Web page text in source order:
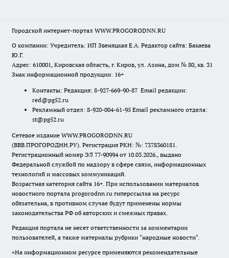
Городской интернет-портал WWW.PROGORODNN.RU
О компании: Учредитель: ИП Звеняцкая Е.А. Редактор сайта: Бакаева
Ю.Г.
Адрес: 610001, Кировская область, г. Киров, ул. Азина, дом № 80, кв. 31
Знак информационной продукции: 16+
Контакты: Редакция: 8-927-669-90-87 Email редакции:
red@pg52.ru
Рекламный отдел: 8-920-004-61-95 Email рекламного отдела:
st@pg52.ru
Сетевое издание WWW.PROGORODNN.RU
(ВВВ.ПРОГОРОДНН.РУ). Регистрация РКН: №: 7378360181.
Регистрационный номер ЭЛ 77-90994 от 10.03.2026., выдано
Федеральной службой по надзору в сфере связи, информационных
технологий и массовых коммуникаций.
Возрастная категория сайта 16+. При использовании материалов
новостного портала progorodnn.ru гиперссылка на ресурс
обязательна, в противном случае будут применены нормы
законодательства РФ об авторских и смежных правах.
Редакция портала не несет ответственности за комментарии
пользователей, а также материалы рубрики "народные новости".
«На информационном ресурсе применяются рекомендательные